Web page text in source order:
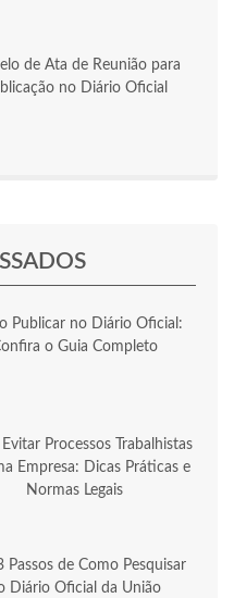
de Ata de Reunião para
no Diário Oficial
Publicar no Diário Oficial:
o Guia Completo
Processos Trabalhistas
Empresa: Dicas Práticas e
Normas Legais
Passos de Como Pesquisar
Diário Oficial da União